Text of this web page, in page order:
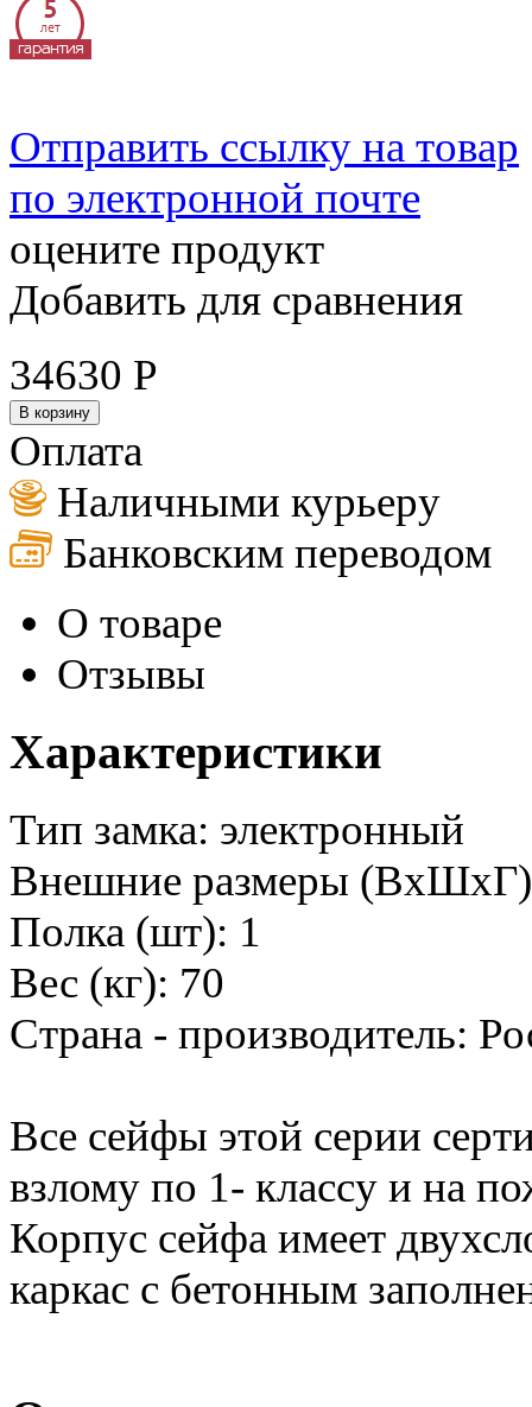
Отправить ссылку на товар
по электронной почте
оцените продукт
Добавить для сравнения
34630 Р
В корзину
Оплата
Наличными курьеру
Банковским переводом
О товаре
Отзывы
Характеристики
Тип замка: электронный
Внешние размеры
Полка (шт): 1
Вес (кг): 70
Страна - производитель:
Все сейфы этой серии
взлому по 1- классу и на
Корпус сейфа имеет
каркас с бетонным